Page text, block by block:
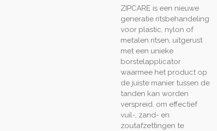
ZIPCARE is een nieuwe
generatie ritsbehandeling
voor plastic, nylon of
metalen ritsen, uitgerust
met een unieke
borstelapplicator
waarmee het product op
de juiste manier tussen de
tanden kan worden
verspreid. om effectief
vuil-, zand- en
zoutafzettingen te